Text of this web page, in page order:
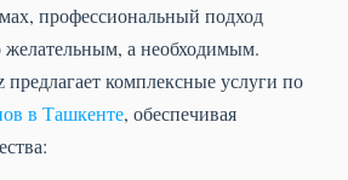
профессиональный подход
желательным, а необходимым.
комплексные услуги по
в Ташкенте, обеспечивая